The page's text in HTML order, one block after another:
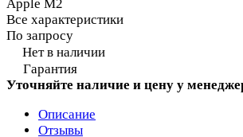
Apple M2
Все характеристики
По запросу
Нет в наличии
Гарантия
Уточняйте наличие и цену у
Описание
Отзывы